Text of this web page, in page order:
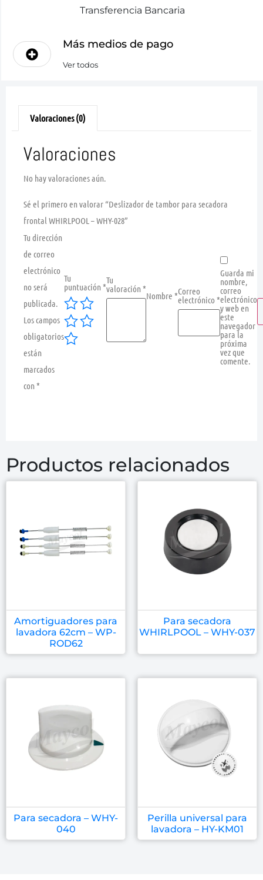
Transferencia Bancaria
Más medios de pago
Ver todos
Valoraciones (0)
Valoraciones
No hay valoraciones aún.
Sé el primero en valorar “Deslizador de tambor para secadora
frontal WHIRLPOOL – WHY-028”
Tu dirección
de correo
electrónico
no será
publicada.
Los campos
obligatorios
están
marcados
con *
Tu
puntuación *
Tu
valoración *
Nombre *Correo
electrónico *
Guarda mi
nombre,
correo
electrónico
y web en
este
navegador
para la
próxima
vez que
comente.
Productos relacionados
Amortiguadores para
lavadora 62cm – WP-
ROD62
Para secadora
WHIRLPOOL – WHY-037
Para secadora – WHY-
040
Perilla universal para
lavadora – HY-KM01